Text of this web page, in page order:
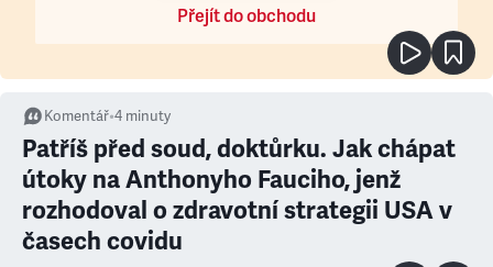
Přejít do obchodu
Komentář•4 minuty
Patříš před soud, doktůrku. Jak chápat
útoky na Anthonyho Fauciho, jenž
rozhodoval o zdravotní strategii USA v
časech covidu